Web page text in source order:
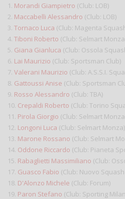
1. Morandi Giampietro (Club: LOB)
2. Maccabelli Alessandro (Club: LOB)
3. Tornaco Luca (Club: Magenta
4. Tiboni Roberto (Club: Selmart
5. Giana Gianluca (Club: Ossola
6. Lai Maurizio (Club: Sportsman Club)
7. Valerani Maurizio (Club: A.S.S.I.
8. Gattoussi Anise (Club: Sportsman
9. Rosso Alessandro (Club: TBA)
10. Crepaldi Roberto (Club: Torino
11. Pirola Giorgio (Club: Selmart
12. Longoni Luca (Club: Selmart Monza)
13. Marone Rossano (Club: Selmart
14. Oddone Riccardo (Club: Pianeta
15. Rabaglietti Massimiliano (Club:
17. Guasco Fabio (Club: Nuovo
18. D'Alonzo Michele (Club: Forum)
19. Paron Stefano (Club: Sporting